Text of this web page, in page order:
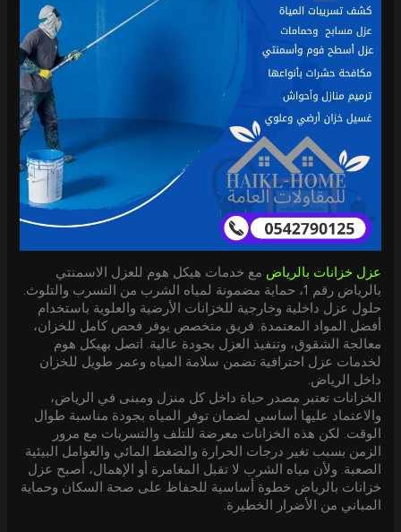
عزل خزانات بالرياض مع خدمات هيكل هوم للعزل الاسمنتي
بالرياض رقم 1، حماية مضمونة لمياه الشرب من التسرب والتلوث.
حلول عزل داخلية وخارجية للخزانات الأرضية والعلوية باستخدام
أفضل المواد المعتمدة. فريق متخصص يوفر فحص كامل للخزان،
معالجة الشقوق، وتنفيذ العزل بجودة عالية. اتصل بهيكل هوم
لخدمات عزل احترافية تضمن سلامة المياه وعمر طويل للخزان
داخل الرياض.
الخزانات تعتبر مصدر حياة داخل كل منزل ومبنى في الرياض،
والاعتماد عليها أساسي لضمان توفر المياه بجودة مناسبة طوال
الوقت. لكن هذه الخزانات معرضة للتلف والتسربات مع مرور
الزمن بسبب تغير درجات الحرارة والضغط المائي والعوامل البيئية
الصعبة. ولأن مياه الشرب لا تقبل المغامرة أو الإهمال، أصبح عزل
خزانات بالرياض خطوة أساسية للحفاظ على صحة السكان وحماية
المباني من الأضرار الخطيرة.